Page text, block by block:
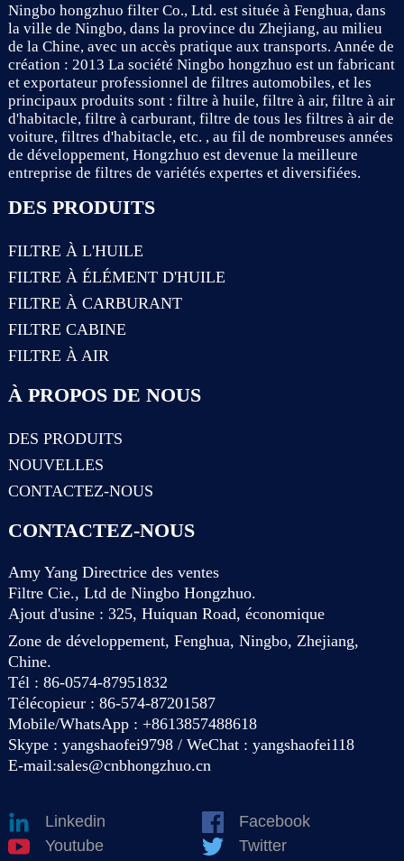
Ningbo hongzhuo filter Co., Ltd. est située à Fenghua, dans
la ville de Ningbo, dans la province du Zhejiang, au milieu
de la Chine, avec un accès pratique aux transports. Année de
création : 2013 La société Ningbo hongzhuo est un fabricant
et exportateur professionnel de filtres automobiles, et les
principaux produits sont : filtre à huile, filtre à air, filtre à air
d'habitacle, filtre à carburant, filtre de tous les filtres à air de
voiture, filtres d'habitacle, etc. , au fil de nombreuses années
de développement, Hongzhuo est devenue la meilleure
entreprise de filtres de variétés expertes et diversifiées.
DES PRODUITS
FILTRE À L'HUILE
FILTRE À ÉLÉMENT D'HUILE
FILTRE À CARBURANT
FILTRE CABINE
FILTRE À AIR
À PROPOS DE NOUS
DES PRODUITS
NOUVELLES
CONTACTEZ-NOUS
CONTACTEZ-NOUS
Amy Yang Directrice des ventes
Filtre Cie., Ltd de Ningbo Hongzhuo.
Ajout d'usine : 325, Huiquan Road, économique
Zone de développement, Fenghua, Ningbo, Zhejiang,
Chine.
Tél : 86-0574-87951832
Télécopieur : 86-574-87201587
Mobile/WhatsApp : +8613857488618
Skype : yangshaofei9798 / WeChat : yangshaofei118
E-mail:sales@cnbhongzhuo.cn
Linkedin
Facebook
Youtube
Twitter